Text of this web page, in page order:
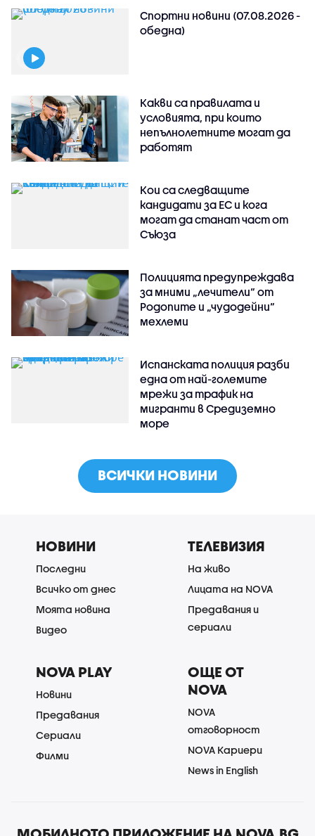
Спортни новини (07.08.2026 -
обедна)
Какви са правилата и
условията, при които
непълнолетните могат да
работят
Кои са следващите
кандидати за ЕС и кога
могат да станат част от
Съюза
Полицията предупреждава
за мними „лечители“ от
Родопите и „чудодейни“
мехлеми
Испанската полиция разби
една от най-големите
мрежи за трафик на
мигранти в Средиземно
море
ВСИЧКИ НОВИНИ
НОВИНИ
Последни
Всичко от днес
Моята новина
Видео
ТЕЛЕВИЗИЯ
На живо
Лицата на NOVA
Предавания и
сериали
NOVA PLAY
Новини
Предавания
Сериали
Филми
ОЩЕ ОТ
NOVA
NOVA
отговорност
NOVA Кариери
News in English